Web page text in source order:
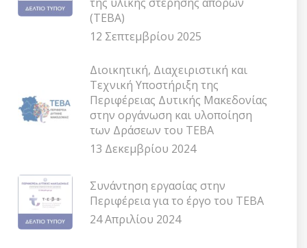
(ΤΕΒΑ)
12 Σεπτεμβρίου 2025
Διοικητική, Διαχειριστική και
Τεχνική Υποστήριξη της
Περιφέρειας Δυτικής Μακεδονίας
στην οργάνωση και υλοποίηση
των Δράσεων του ΤΕΒΑ
13 Δεκεμβρίου 2024
Συνάντηση εργασίας στην
Περιφέρεια για το έργο του ΤΕΒΑ
24 Απριλίου 2024